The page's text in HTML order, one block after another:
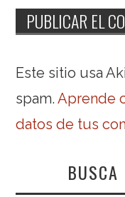
Este sitio usa
spam.Aprende
datos de tus
BUSCA